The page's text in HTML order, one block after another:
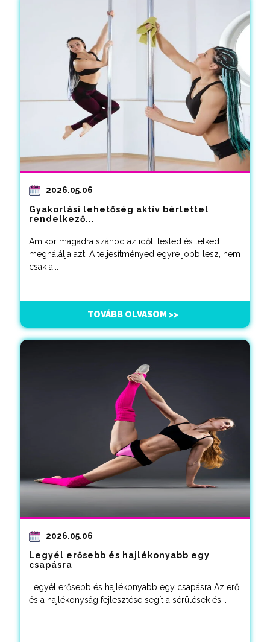
2026.05.06
Gyakorlási lehetőség aktív bérlettel
rendelkező...
Amikor magadra szánod az időt, tested és lelked
meghálálja azt. A teljesítményed egyre jobb lesz, nem
csak a...
TOVÁBB OLVASOM >>
2026.05.06
Legyél erősebb és hajlékonyabb egy
csapásra
Legyél erősebb és hajlékonyabb egy csapásra Az erő
és a hajlékonyság fejlesztése segít a sérülések és...